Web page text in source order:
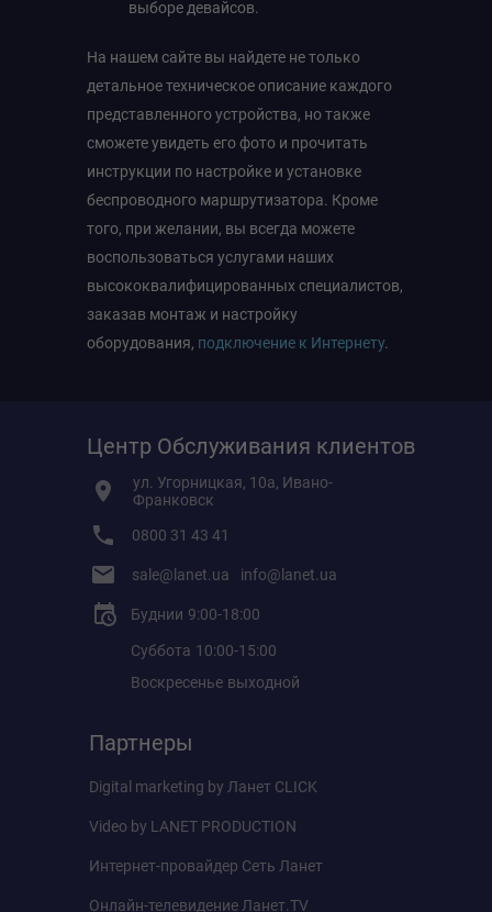
выборе девайсов.
На нашем сайте вы найдете не только
детальное техническое описание каждого
представленного устройства, но также
сможете увидеть его фото и прочитать
инструкции по настройке и установке
беспроводного маршрутизатора. Кроме
того, при желании, вы всегда можете
воспользоваться услугами наших
высококвалифицированных специалистов,
заказав монтаж и настройку
оборудования, подключение к Интернету.
Центр Обслуживания клиентов
ул. Угорницкая, 10а, Ивано-
Франковск
0800 31 43 41
sale@lanet.ua info@lanet.ua
Буднии 9:00-18:00
Суббота 10:00-15:00
Воскресенье выходной
Партнеры
Digital marketing by Ланет CLICK
Video by LANET PRODUCTION
Интернет-провайдер Сеть Ланет
Онлайн-телевидение Ланет.TV